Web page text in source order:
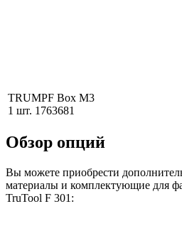
TRUMPF Box M3
1 шт. 1763681
Обзор опций
Вы можете приобрести
материалы и комплектующие для
TruTool F 301: